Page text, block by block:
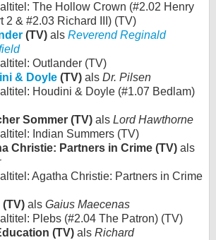
The Hollow Crown (#2.02 Henry
2 & #2.03 Richard III) (TV)
(TV) als Reverend Reginald
Outlander (TV)
& Doyle (TV) als Dr. Pilsen
Houdini & Doyle (#1.07 Bedlam)
Sommer (TV) als Lord Hawthorne
Indian Summers (TV)
Christie: Partners in Crime (TV) als
Agatha Christie: Partners in Crime
(TV) als Gaius Maecenas
Plebs (#2.04 The Patron) (TV)
(TV) als Richard